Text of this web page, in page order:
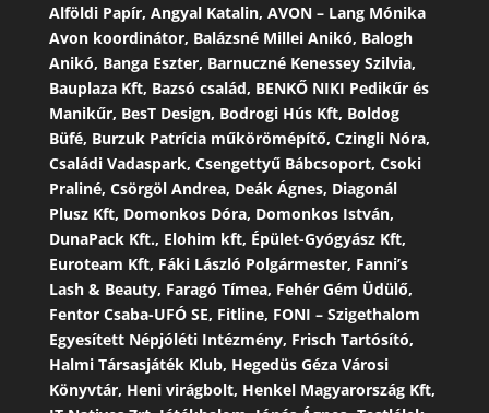
Alföldi Papír, Angyal Katalin, AVON – Lang Mónika
Avon koordinátor, Balázsné Millei Anikó, Balogh
Anikó, Banga Eszter, Barnuczné Kenessey Szilvia,
Bauplaza Kft, Bazsó család, BENKŐ NIKI Pedikűr és
Manikűr, BesT Design, Bodrogi Hús Kft, Boldog
Büfé, Burzuk Patrícia műkörömépítő, Czingli Nóra,
Családi Vadaspark, Csengettyű Bábcsoport, Csoki
Praliné, Csörgöl Andrea, Deák Ágnes, Diagonál
Plusz Kft, Domonkos Dóra, Domonkos István,
DunaPack Kft., Elohim kft, Épület-Gyógyász Kft,
Euroteam Kft, Fáki László Polgármester, Fanni’s
Lash & Beauty, Faragó Tímea, Fehér Gém Üdülő,
Fentor Csaba-UFÓ SE, Fitline, FONI – Szigethalom
Egyesített Népjóléti Intézmény, Frisch Tartósító,
Halmi Társasjáték Klub, Hegedüs Géza Városi
Könyvtár, Heni virágbolt, Henkel Magyarország Kft,